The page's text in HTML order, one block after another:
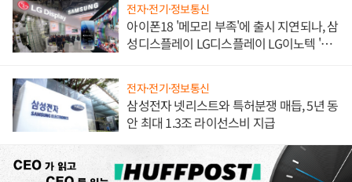
전자·전기·정보통신
아이폰18 '메모리 부족'에 출시 지연되나, 삼
성디스플레이 LG디스플레이 LG이노텍 '탈
전자·전기·정보통신
삼성전자 넷리스트와 특허분쟁 매듭, 5년 동
안 최대 1.3조 라이선스비 지급